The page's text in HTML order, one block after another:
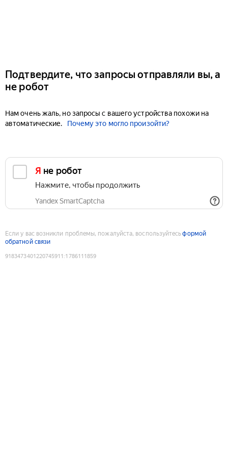
Подтвердите, что запросы отправляли вы, а
не робот
Нам очень жаль, но запросы с вашего устройства похожи на
автоматические.
Почему это могло произойти?
Я не робот
Нажмите, чтобы продолжить
Yandex SmartCaptcha
Если у вас возникли проблемы, пожалуйста, воспользуйтесьформой
обратной связи
9183473401220745911 :1786111859